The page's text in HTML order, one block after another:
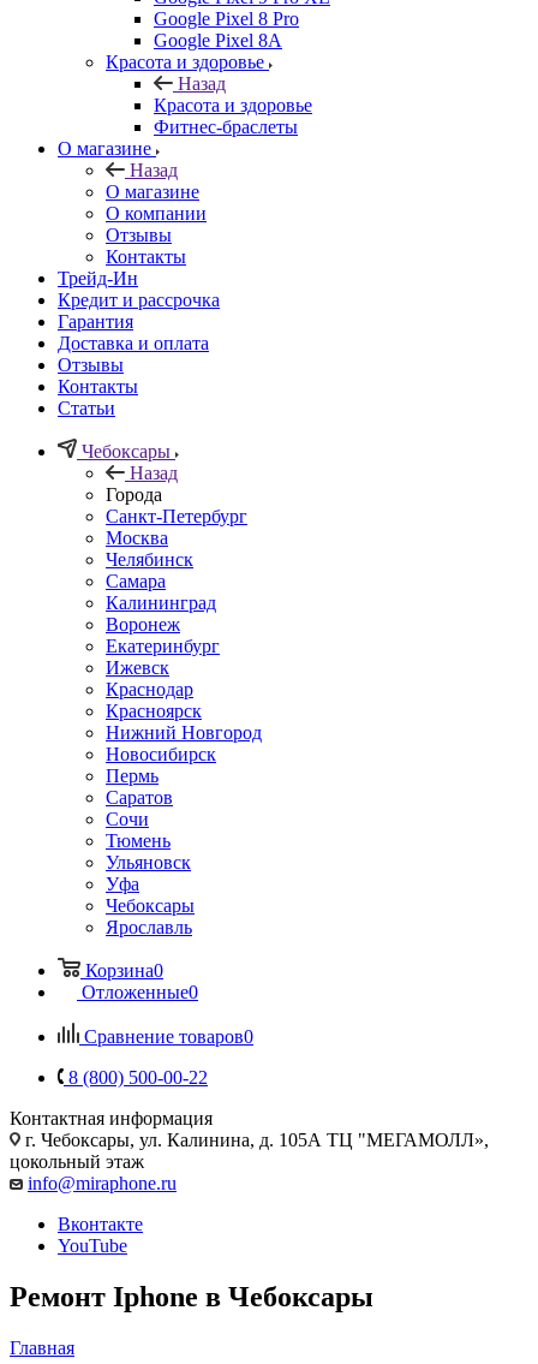
Google Pixel 8 Pro
Google Pixel 8A
Красота и здоровье
Назад
Красота и здоровье
Фитнес-браслеты
О магазине
Назад
О магазине
О компании
Отзывы
Контакты
Трейд-Ин
Кредит и рассрочка
Гарантия
Доставка и оплата
Отзывы
Контакты
Статьи
Чебоксары
Назад
Города
Санкт-Петербург
Москва
Челябинск
Самара
Калининград
Воронеж
Екатеринбург
Ижевск
Краснодар
Красноярск
Нижний Новгород
Новосибирск
Пермь
Саратов
Сочи
Тюмень
Ульяновск
Уфа
Чебоксары
Ярославль
Корзина0
Отложенные0
Сравнение товаров0
8 (800) 500-00-22
Контактная информация
г. Чебоксары, ул. Калинина, д. 105А ТЦ "МЕГАМОЛЛ»,
цокольный этаж
info@miraphone.ru
Вконтакте
YouTube
Ремонт Iphone в Чебоксары
Главная